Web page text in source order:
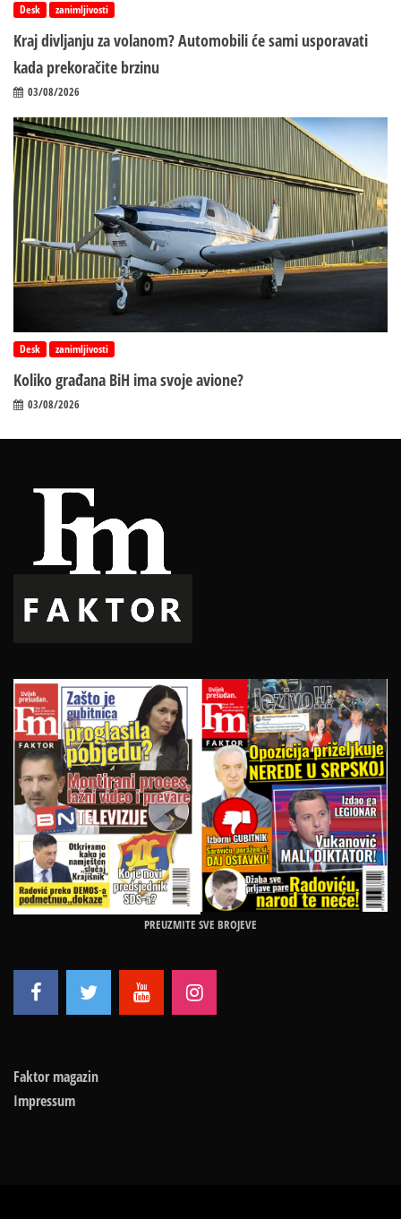
Desk zanimljivosti
Kraj divljanju za volanom? Automobili će sami usporavati
kada prekoračite brzinu
03/08/2026
Desk zanimljivosti
Koliko građana BiH ima svoje avione?
03/08/2026
PREUZMITE SVE BROJEVE
Faktor magazin
Impressum